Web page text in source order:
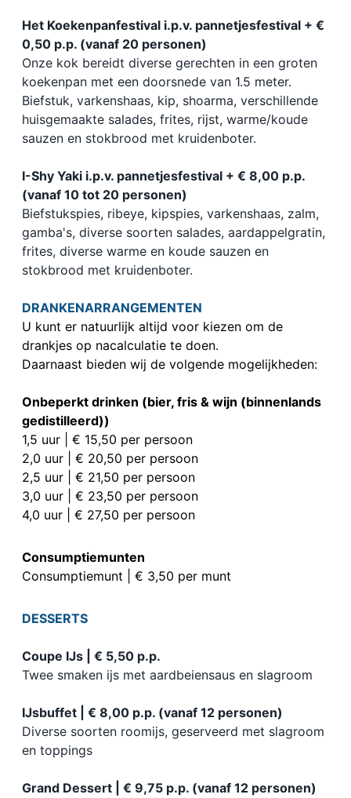
Het Koekenpanfestival i.p.v. pannetjesfestival + €
0,50 p.p. (vanaf 20 personen)
Onze kok bereidt diverse gerechten in een groten
koekenpan met een doorsnede van 1.5 meter.
Biefstuk, varkenshaas, kip, shoarma, verschillende
huisgemaakte salades, frites, rijst, warme/koude
sauzen en stokbrood met kruidenboter.
I-Shy Yaki i.p.v. pannetjesfestival + € 8,00 p.p.
(vanaf 10 tot 20 personen)
Biefstukspies, ribeye, kipspies, varkenshaas, zalm,
gamba's, diverse soorten salades, aardappelgratin,
frites, diverse warme en koude sauzen en
stokbrood met kruidenboter.
DRANKENARRANGEMENTEN
U kunt er natuurlijk altijd voor kiezen om de
drankjes op nacalculatie te doen.
Daarnaast bieden wij de volgende mogelijkheden:
Onbeperkt drinken (bier, fris & wijn (binnenlands
gedistilleerd))
1,5 uur | € 15,50 per persoon
2,0 uur | € 20,50 per persoon
2,5 uur | € 21,50 per persoon
3,0 uur | € 23,50 per persoon
4,0 uur | € 27,50 per persoon
Consumptiemunten
Consumptiemunt | € 3,50 per munt
DESSERTS
Coupe IJs | € 5,50 p.p.
Twee smaken ijs met aardbeiensaus en slagroom
IJsbuffet | € 8,00 p.p. (vanaf 12 personen)
Diverse soorten roomijs, geserveerd met slagroom
en toppings
Grand Dessert | € 9,75 p.p. (vanaf 12 personen)